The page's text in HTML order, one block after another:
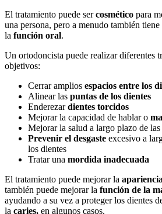
El tratamiento puede sercosmético para
una persona, pero a menudo también
la función oral.
Un ortodoncista puede realizar diferentes
objetivos:
Cerrar amplios espacios entre los
Alinear las puntas de los dientes
Enderezardientes torcidos
Mejorar la capacidad de hablar o
Mejorar la salud a largo plazo de las
Prevenir el desgaste excesivo a
los dientes
Tratar una mordida inadecuada
El tratamiento puede mejorar la
también puede mejorar la función de la
ayudando a su vez a proteger los dientes
la caries, en algunos casos.